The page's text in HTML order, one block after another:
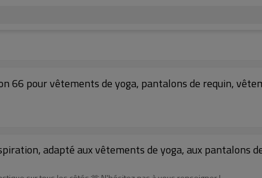
66 pour vêtements de yoga, pantalons de requin,
adapté aux vêtements de yoga, aux pantalons